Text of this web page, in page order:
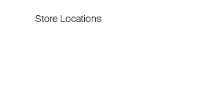
Store Locations